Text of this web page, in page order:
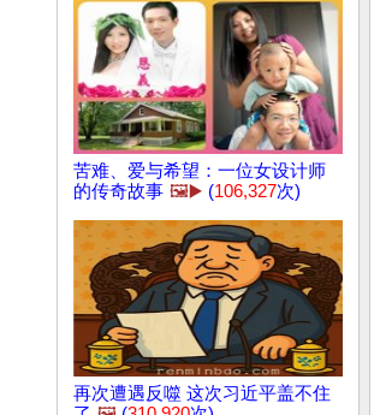
苦难、爱与希望：一位女设计师
的传奇故事 🖼️▶️ (106,327次)
再次遭遇反噬 这次习近平盖不住